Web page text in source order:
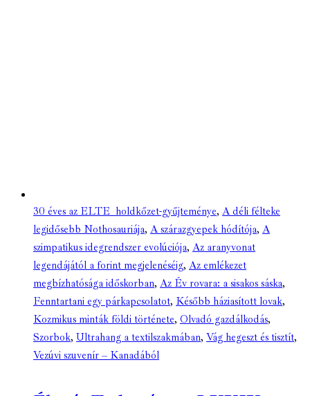
30 éves az ELTE holdkőzet-gyűjteménye, A déli félteke
legidősebb Nothosauriája, A szárazgyepek hódítója, A
szimpatikus idegrendszer evolúciója, Az aranyvonat
legendájától a forint megjelenéséig, Az emlékezet
megbízhatósága időskorban, Az Év rovara: a sisakos sáska,
Fenntartani egy párkapcsolatot, Később háziasított lovak,
Kozmikus minták földi története, Olvadó gazdálkodás,
Szorbok, Ultrahang a textilszakmában, Vág hegeszt és tisztít,
Vezúvi szuvenír – Kanadából